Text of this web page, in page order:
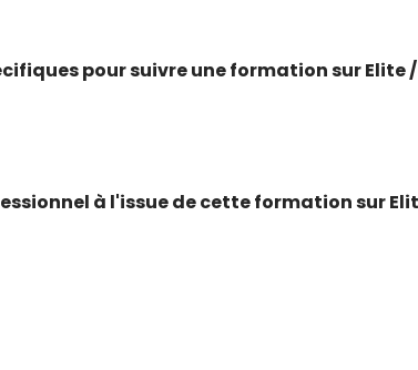
pour suivre une formation sur
à l'issue de cette formation sur